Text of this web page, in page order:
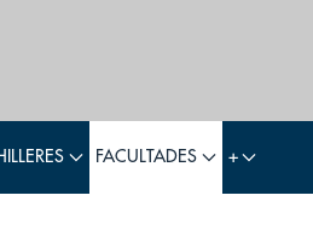
FACULTADES +